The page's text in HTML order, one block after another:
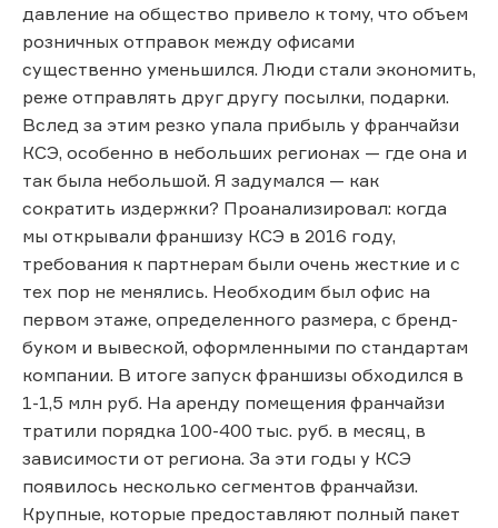
давление на общество привело к тому, что объем
розничных отправок между офисами
существенно уменьшился. Люди стали экономить,
реже отправлять друг другу посылки, подарки.
Вслед за этим резко упала прибыль у франчайзи
КСЭ, особенно в небольших регионах — где она и
так была небольшой. Я задумался — как
сократить издержки? Проанализировал: когда
мы открывали франшизу КСЭ в 2016 году,
требования к партнерам были очень жесткие и с
тех пор не менялись. Необходим был офис на
первом этаже, определенного размера, с бренд-
буком и вывеской, оформленными по стандартам
компании. В итоге запуск франшизы обходился в
1-1,5 млн руб. На аренду помещения франчайзи
тратили порядка 100-400 тыс. руб. в месяц, в
зависимости от региона. За эти годы у КСЭ
появилось несколько сегментов франчайзи.
Крупные, которые предоставляют полный пакет